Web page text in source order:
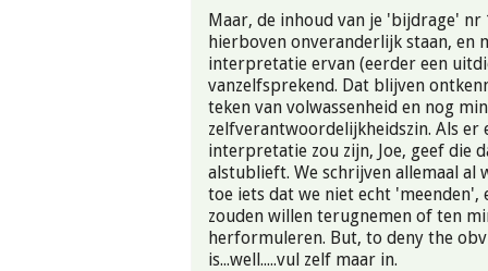
Maar, de inhoud van je 'bijdrage'
hierboven onveranderlijk staan, en
interpretatie ervan (eerder een
vanzelfsprekend. Dat blijven
teken van volwassenheid en nog
zelfverantwoordelijkheidszin. Als er
interpretatie zou zijn, Joe, geef die
alstublieft. We schrijven allemaal al
toe iets dat we niet echt 'meenden',
zouden willen terugnemen of ten
herformuleren. But, to deny the
is...well.....vul zelf maar in.